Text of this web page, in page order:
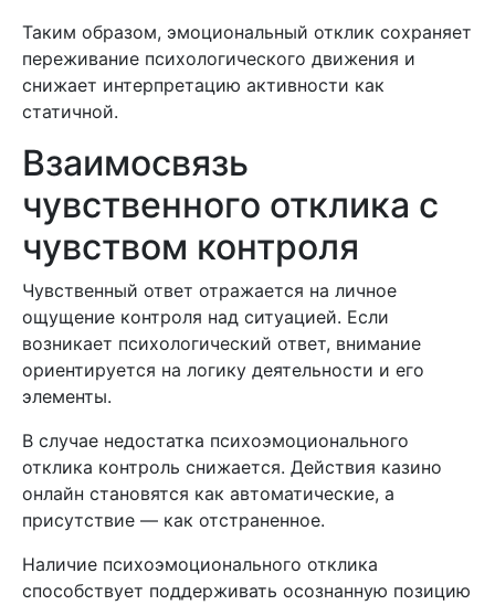
Таким образом, эмоциональный отклик сохраняет
переживание психологического движения и
снижает интерпретацию активности как
статичной.
Взаимосвязь
чувственного отклика с
чувством контроля
Чувственный ответ отражается на личное
ощущение контроля над ситуацией. Если
возникает психологический ответ, внимание
ориентируется на логику деятельности и его
элементы.
В случае недостатка психоэмоционального
отклика контроль снижается. Действия казино
онлайн становятся как автоматические, а
присутствие — как отстраненное.
Наличие психоэмоционального отклика
способствует поддерживать осознанную позицию